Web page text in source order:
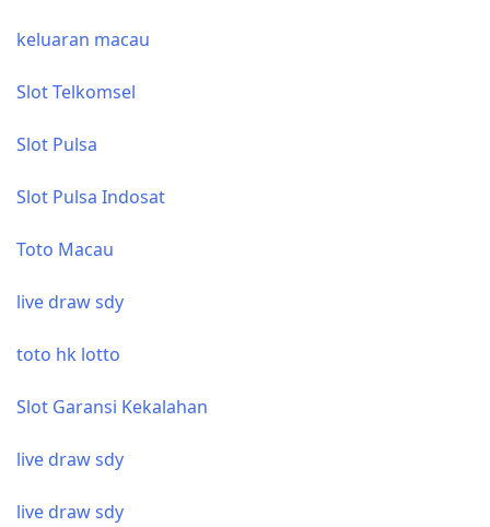
keluaran macau
Slot Telkomsel
Slot Pulsa
Slot Pulsa Indosat
Toto Macau
live draw sdy
toto hk lotto
Slot Garansi Kekalahan
live draw sdy
live draw sdy